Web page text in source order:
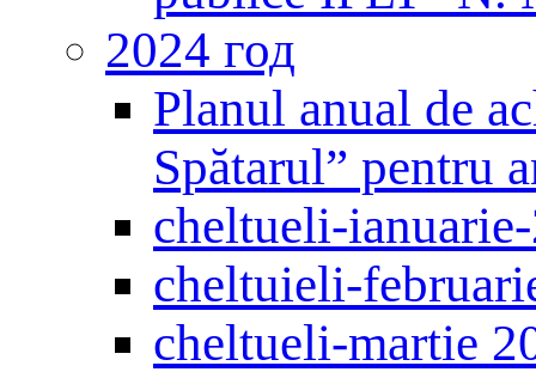
2024 год
Planul anual de
Spătarul” pentru
cheltueli-
cheltuieli-
cheltueli-martie